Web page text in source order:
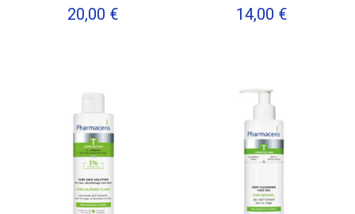
20,00 € 14,00 €